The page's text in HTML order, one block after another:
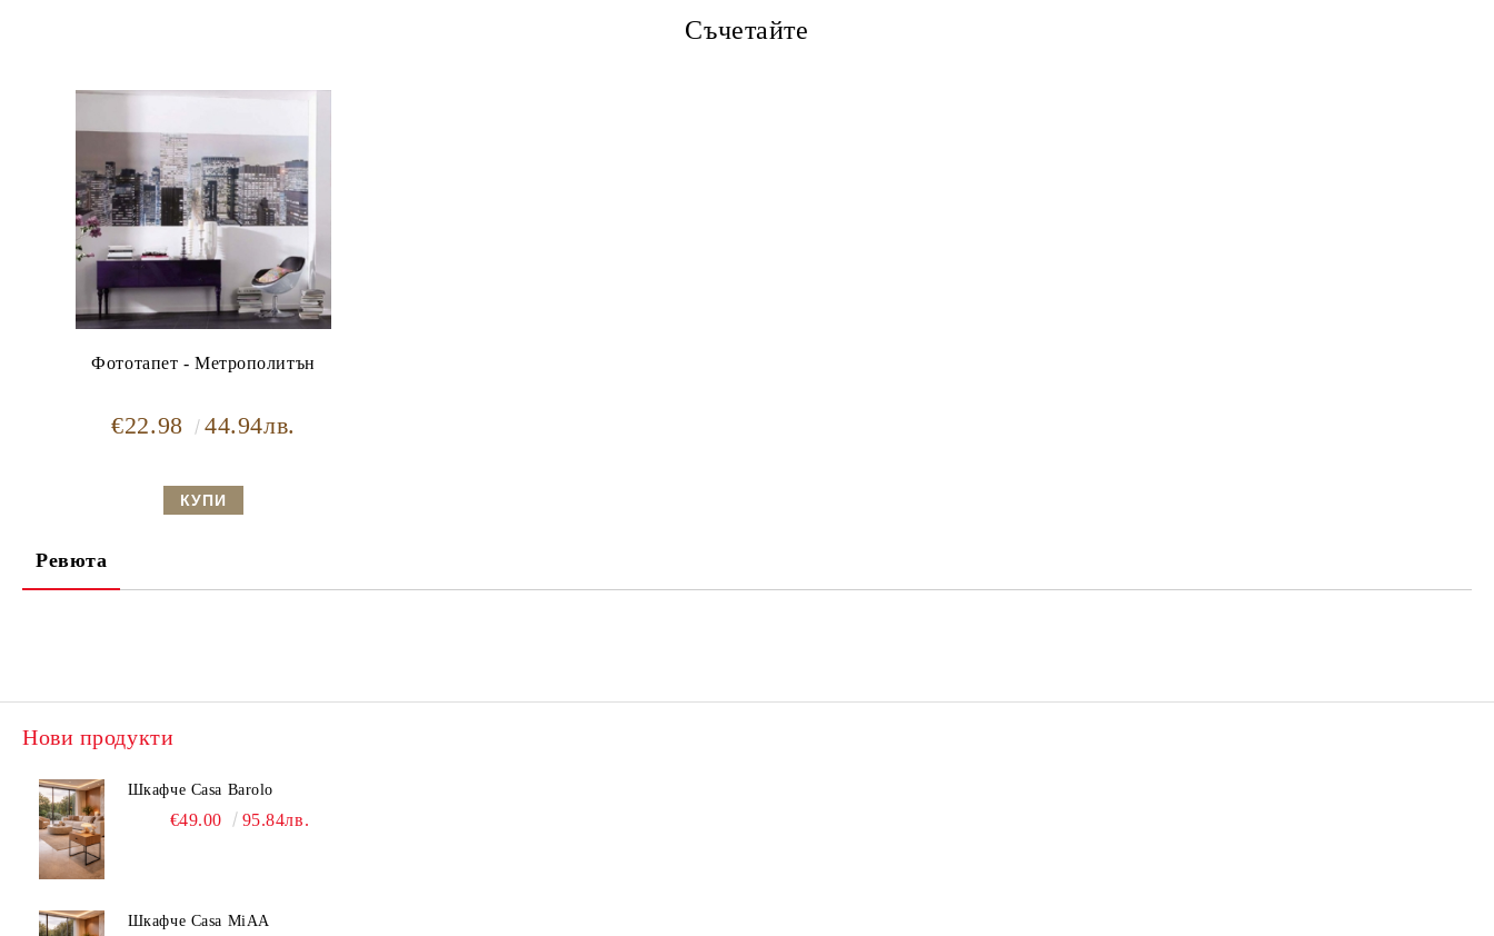
Съчетайте
Фототапет - Метрополитън
€22.98 44.94лв.
Ревюта
Нови продукти
Шкафче Casa Barolo
€49.00 95.84лв.
Шкафче Casa MiAA